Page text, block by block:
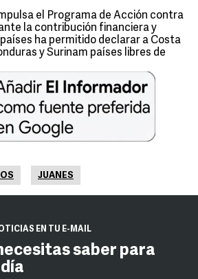
el Programa de Acción contra
la contribución financiera y
ha permitido declarar a Costa
y Surinam países libres de
JUANES
EN TU E-MAIL
saber para